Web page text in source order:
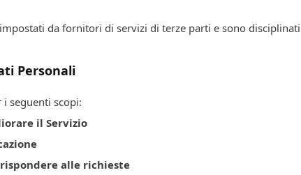
da fornitori di servizi di terze parti e sono
Personali
seguenti scopi:
il Servizio
alle richieste